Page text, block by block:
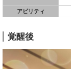
アビリティ
覚醒後